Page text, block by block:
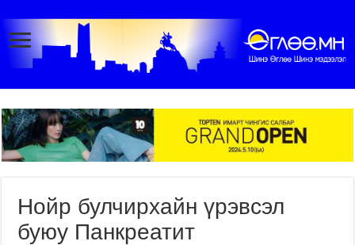
Нойр булчирхайн үрэвсэл
буюу Панкреатит